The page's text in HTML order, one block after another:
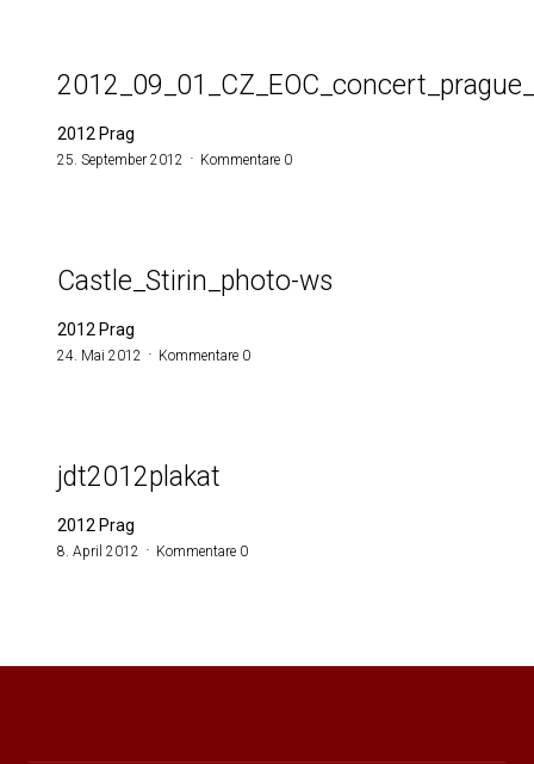
2012 Prag
25. September 2012 Kommentare 0
Castle_Stirin_photo-ws
2012 Prag
24. Mai 2012 Kommentare 0
jdt2012plakat
2012 Prag
8. April 2012 Kommentare 0